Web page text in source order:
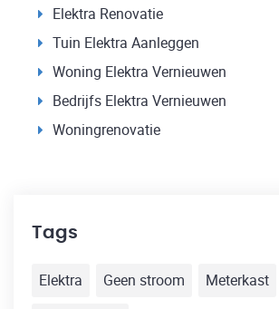
Elektra Renovatie
Tuin Elektra Aanleggen
Woning Elektra Vernieuwen
Bedrijfs Elektra Vernieuwen
Woningrenovatie
Tags
Elektra Geen stroom Meterkast